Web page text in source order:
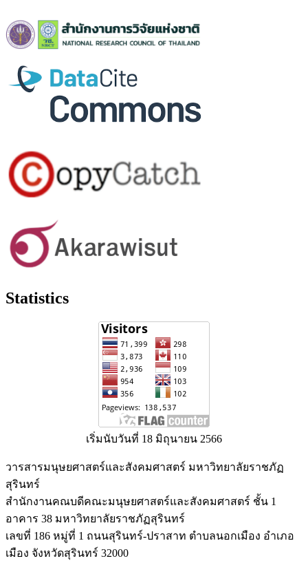
Statistics
เริ่มนับวันที่ 18 มิถุนายน 2566
วารสารมนุษยศาสตร์และสังคมศาสตร์ มหาวิทยาลัยราชภัฏ
สุรินทร์
สำนักงานคณบดีคณะมนุษยศาสตร์และสังคมศาสตร์ ชั้น 1
อาคาร 38 มหาวิทยาลัยราชภัฏสุรินทร์
เลขที่ 186 หมู่ที่ 1 ถนนสุรินทร์-ปราสาท ตำบลนอกเมือง อำเภอ
เมือง จังหวัดสุรินทร์ 32000